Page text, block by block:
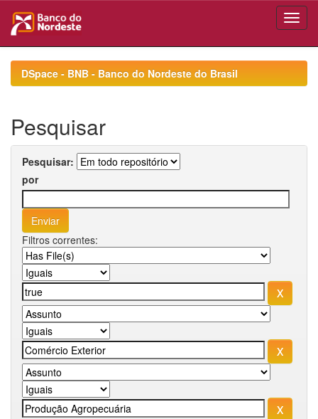
navigationDSpace - BNB - Banco do Nordeste do Brasil
Pesquisar
Pesquisar:
por
Filtros correntes: